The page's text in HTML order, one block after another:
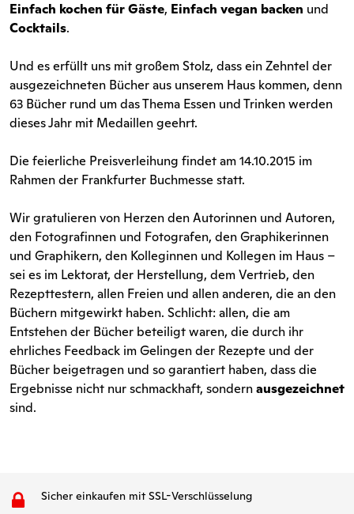
Einfach kochen für Gäste, Einfach vegan backen und
Cocktails.
Und es erfüllt uns mit großem Stolz, dass ein Zehntel der
ausgezeichneten Bücher aus unserem Haus kommen, denn
63 Bücher rund um das Thema Essen und Trinken werden
dieses Jahr mit Medaillen geehrt.
Die feierliche Preisverleihung findet am 14.10.2015 im
Rahmen der Frankfurter Buchmesse statt.
Wir gratulieren von Herzen den Autorinnen und Autoren,
den Fotografinnen und Fotografen, den Graphikerinnen
und Graphikern, den Kolleginnen und Kollegen im Haus –
sei es im Lektorat, der Herstellung, dem Vertrieb, den
Rezepttestern, allen Freien und allen anderen, die an den
Büchern mitgewirkt haben. Schlicht: allen, die am
Entstehen der Bücher beteiligt waren, die durch ihr
ehrliches Feedback im Gelingen der Rezepte und der
Bücher beigetragen und so garantiert haben, dass die
Ergebnisse nicht nur schmackhaft, sondernausgezeichnet
sind.
Sicher einkaufen mit SSL-Verschlüsselung